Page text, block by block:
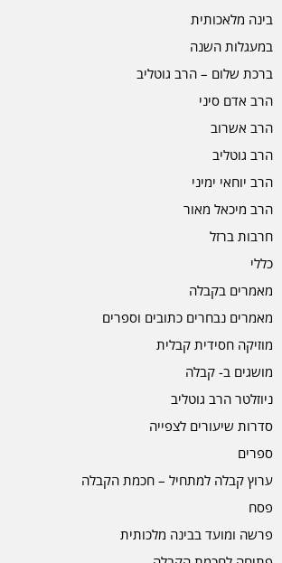
בינה מלאכותית
במעגלות השנה
ברכת שלום – הרב גוטליב
הרב אדם סיני
הרב אשרוב
הרב גוטליב
הרב יוחאי ימיני
הרב מיכאל מאור
חרבות ברזל
כללי
מאמרים בקבלה
מאמרים נבחרים כתובים וספרים
מוזיקה חסידית קבלית
מושגים ב- קבלה
ניוזלטר הרב גוטליב
סדרות שיעורים לצפייה
ספרים
ערוץ קבלה למתחיל – חכמת הקבלה
פסח
פרשה ומועד בבינה מלכותית